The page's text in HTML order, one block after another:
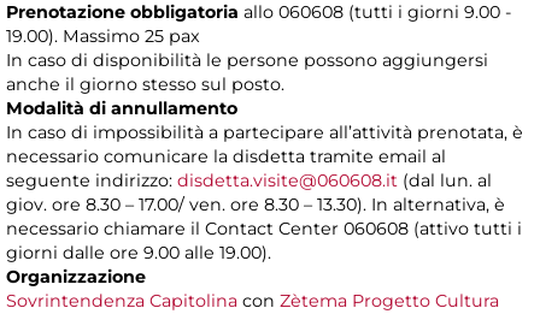
Prenotazione obbligatoria allo 060608 (tutti i giorni 9.00 -
19.00). Massimo 25 pax
In caso di disponibilità le persone possono aggiungersi
anche il giorno stesso sul posto.
Modalità di annullamento
In caso di impossibilità a partecipare all’attività prenotata, è
necessario comunicare la disdetta tramite email al
seguente indirizzo: disdetta.visite@060608.it (dal lun. al
giov. ore 8.30 – 17.00/ ven. ore 8.30 – 13.30). In alternativa, è
necessario chiamare il Contact Center 060608 (attivo tutti i
giorni dalle ore 9.00 alle 19.00).
Organizzazione
Sovrintendenza Capitolina con Zètema Progetto Cultura